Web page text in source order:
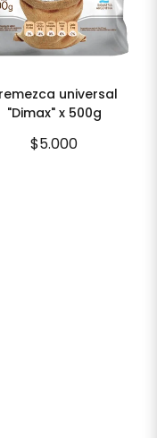
universal
"Dimax" x 500g
$5.000